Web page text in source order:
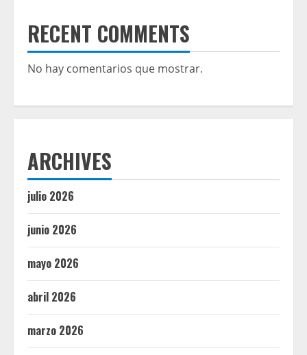
RECENT COMMENTS
No hay comentarios que mostrar.
ARCHIVES
julio 2026
junio 2026
mayo 2026
abril 2026
marzo 2026